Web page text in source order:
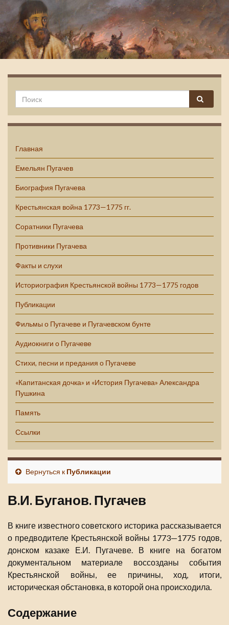
Емельян Пугачев
Главная
Емельян Пугачев
Биография Пугачева
Крестьянская война 1773—1775 гг.
Соратники Пугачева
Противники Пугачева
Факты и слухи
Историография Крестьянской войны 1773—1775 годов
Публикации
Фильмы о Пугачеве и Пугачевском бунте
Аудиокниги о Пугачеве
Стихи, песни и предания о Пугачеве
«Капитанская дочка» и «История Пугачева» Александра
Пушкина
Память
Ссылки
Вернуться к Публикации
В.И. Буганов. Пугачев
В книге известного советского историка рассказывается
о предводителе Крестьянской войны 1773—1775 годов,
донском казаке Е.И. Пугачеве. В книге на богатом
документальном материале воссозданы события
Крестьянской войны, ее причины, ход, итоги,
историческая обстановка, в которой она происходила.
Содержание